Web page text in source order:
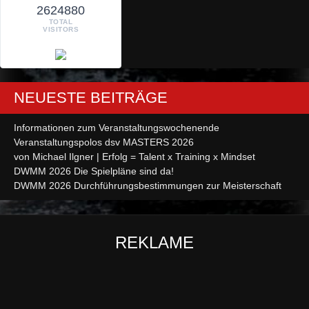
2624880
TOTAL
VISITORS
NEUESTE BEITRÄGE
Informationen zum Veranstaltungswochenende
Veranstaltungspolos dsv MASTERS 2026
von Michael Ilgner | Erfolg = Talent x Training x Mindset
DWMM 2026 Die Spielpläne sind da!
DWMM 2026 Durchführungsbestimmungen zur Meisterschaft
REKLAME